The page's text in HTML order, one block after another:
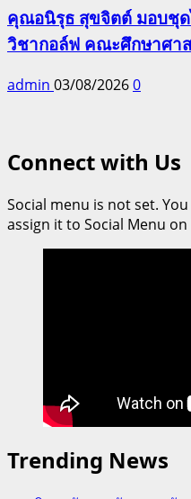
คุณอนิรุธ สุขจิตต์ มอบชุ
วิชากอล์ฟ คณะศึกษาศา
admin 03/08/20260
Connect with Us
Social menu is not set.
assign it to Social Menu
Trending News